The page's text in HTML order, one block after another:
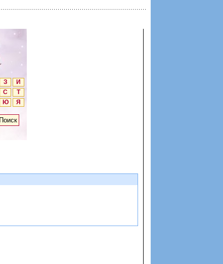
З
И
С
Т
Ю Я